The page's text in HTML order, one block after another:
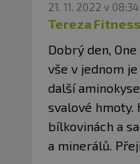
21. 11. 2022 v 08:34
Tereza
Dobrý den,
vše v jednom
další
svalové hmoty.
bílkovinách a
a minerálů.